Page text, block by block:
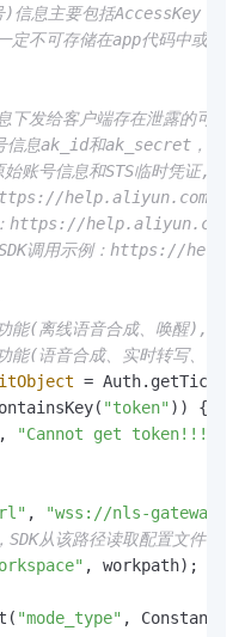
息主要包括AccessKey
不可存储在app代码中或移动
发给客户端存在泄露的可
信息ak_id和ak_secret，通
账号信息和STS临时凭证, 命
https://help.aliyun.com/
：https://
调用示例：https://
能(离线语音合成、唤醒),
(语音合成、实时转写、一
=
"token" )) {
"Cannot get token!!!"
,
"wss://nls-
从该路径读取配置文件
, workpath);
"mode_type" ,